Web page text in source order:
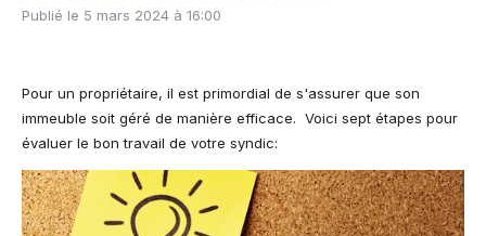
Publié le 5 mars 2024 à 16:00
Pour un propriétaire, il est primordial de s'assurer que son
immeuble soit géré de manière efficace. Voici sept étapes pour
évaluer le bon travail de votre syndic: